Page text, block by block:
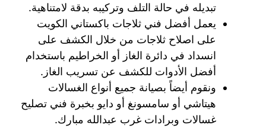
تبديله في حالة التلف وتركيبه بدقة لامتناهية.
يعمل أفضل فني ثلاجات باكستاني الكويت
على اصلاح ثلاجات من خلال الكشف على
انسداد في دائرة الغاز أو الخراطيم باستخدام
أفضل الأدوات للكشف عن تسريب الغاز.
ونقوم أيضاً بصيانة جميع أنواع الغسالات
هيتاشي أو سامسونغ أو دايو بخبرة فني تصليح
غسالات وبرادات غرب عبدالله مبارك.